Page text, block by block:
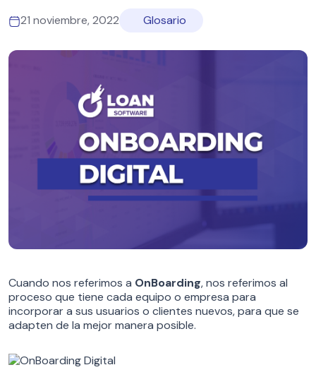
21 noviembre, 2022 Glosario
Cuando nos referimos a OnBoarding, nos referimos al
proceso que tiene cada equipo o empresa para
incorporar a sus usuarios o clientes nuevos, para que se
adapten de la mejor manera posible.